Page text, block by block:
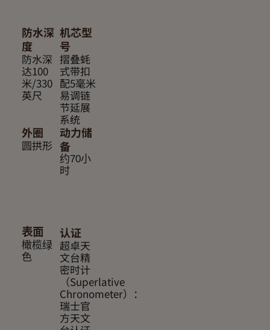
机芯型
号
摺叠蚝
式带扣
配5毫米
易调链
节延展
系统
表面
橄榄绿
色
外圈
圆拱形
动力储
备
约70小
时
认证
超卓天
文台精
密时计
（Superlative
Chronometer）：
瑞士官
方天文
防水深
度
防水深
达100
米/330
英尺